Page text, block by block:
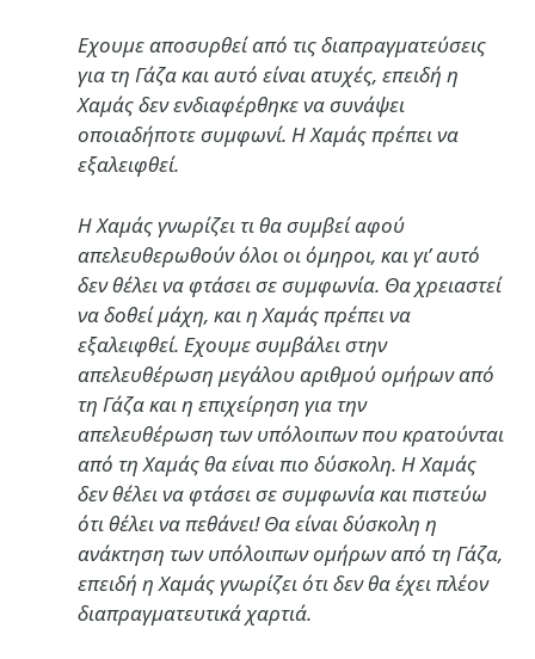
Εχουμε αποσυρθεί από τις διαπραγματεύσεις
για τη Γάζα και αυτό είναι ατυχές, επειδή η
Χαμάς δεν ενδιαφέρθηκε να συνάψει
οποιαδήποτε συμφωνί. Η Χαμάς πρέπει να
εξαλειφθεί.
Η Χαμάς γνωρίζει τι θα συμβείαφού
απελευθερωθούν όλοι οι όμηροι, και γι’ αυτό
δεν θέλει να φτάσει σε συμφωνία. Θα χρειαστεί
να δοθεί μάχη, καιη Χαμάς πρέπει να
εξαλειφθεί. Εχουμε συμβάλει στην
απελευθέρωση μεγάλου αριθμού ομήρωναπό
τη Γάζα και η επιχείρηση για την
απελευθέρωση των υπόλοιπων που κρατούνται
από τη Χαμάς θα είναι πιο δύσκολη. Η Χαμάς
δεν θέλει να φτάσει σε συμφωνίακαι πιστεύω
ότιθέλει να πεθάνει!Θα είναι δύσκολη η
ανάκτηση των υπόλοιπων ομήρων από τη Γάζα,
επειδή η Χαμάς γνωρίζει ότιδεν θα έχει πλέον
διαπραγματευτικά χαρτιά.